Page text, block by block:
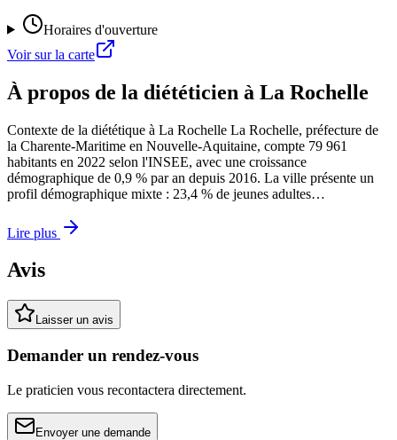
Horaires d'ouverture
Voir sur la carte
À propos de la diététicien à La Rochelle
Contexte de la diététique à La Rochelle La Rochelle, préfecture de
la Charente-Maritime en Nouvelle-Aquitaine, compte 79 961
habitants en 2022 selon l'INSEE, avec une croissance
démographique de 0,9 % par an depuis 2016. La ville présente un
profil démographique mixte : 23,4 % de jeunes adultes…
Lire plus
Avis
Laisser un avis
Demander un rendez-vous
Le praticien vous recontactera directement.
Envoyer une demande